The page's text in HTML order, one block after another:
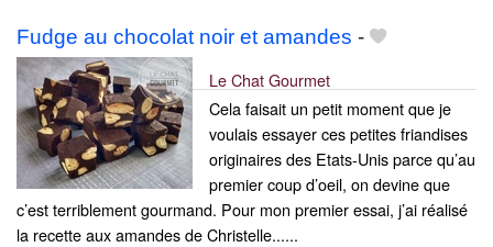
Fudge au chocolat noir et amandes -
Le Chat Gourmet
Cela faisait un petit moment que je
voulais essayer ces petites friandises
originaires des Etats-Unis parce qu’au
premier coup d’oeil, on devine que
c’est terriblement gourmand. Pour mon premier essai, j’ai réalisé
la recette aux amandes de Christelle......